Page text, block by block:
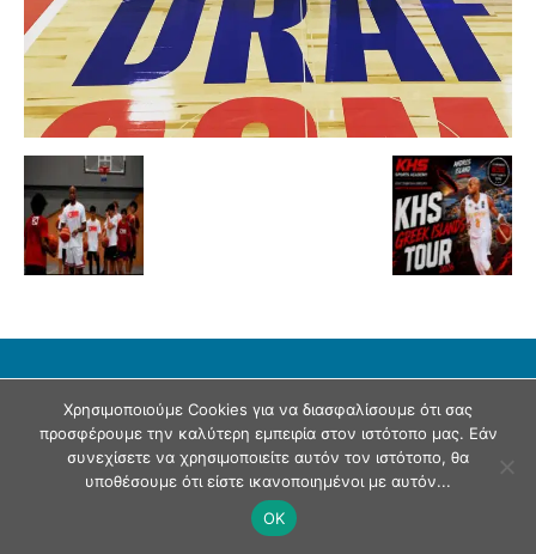
© Andriaki Press 2025
Χρησιμοποιούμε Cookies για να διασφαλίσουμε ότι σας
προσφέρουμε την καλύτερη εμπειρία στον ιστότοπο μας. Εάν
συνεχίσετε να χρησιμοποιείτε αυτόν τον ιστότοπο, θα
υποθέσουμε ότι είστε ικανοποιημένοι με αυτόν...
OK